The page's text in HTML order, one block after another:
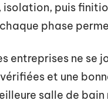
puis
phase
entreprises ne se
et une
salle de